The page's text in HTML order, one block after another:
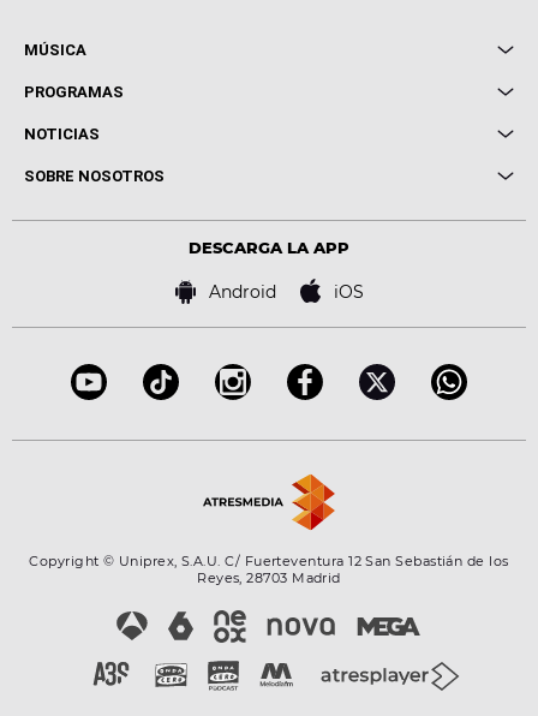
MÚSICA
Local de Ensayo Europa FM
Conciertos
PROGRAMAS
Cuerpos especiales
Locutores Europa FM
NOTICIAS
Cine y Televisión
Virales
SOBRE NOSOTROS
Bases de concursos
DESCARGA LA APP
Android iOS
Copyright © Uniprex, S.A.U. C/ Fuerteventura 12 San Sebastián de los
Reyes, 28703 Madrid